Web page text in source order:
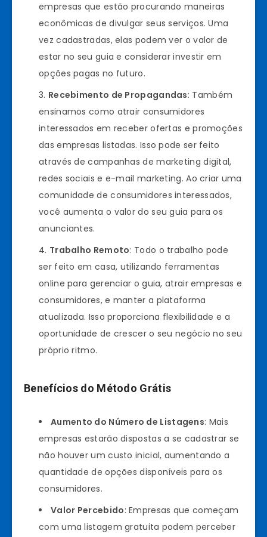
empresas que estão procurando maneiras
econômicas de divulgar seus serviços. Uma
vez cadastradas, elas podem ver o valor de
estar no seu guia e considerar investir em
opções pagas no futuro.
Recebimento de Propagandas: Também
ensinamos como atrair consumidores
interessados em receber ofertas e promoções
das empresas listadas. Isso pode ser feito
através de campanhas de marketing digital,
redes sociais e e-mail marketing. Ao criar uma
comunidade de consumidores interessados,
você aumenta o valor do seu guia para os
anunciantes.
Trabalho Remoto: Todo o trabalho pode
ser feito em casa, utilizando ferramentas
online para gerenciar o guia, atrair empresas e
consumidores, e manter a plataforma
atualizada. Isso proporciona flexibilidade e a
oportunidade de crescer o seu negócio no seu
próprio ritmo.
Benefícios do Método Grátis
Aumento do Número de Listagens: Mais
empresas estarão dispostas a se cadastrar se
não houver um custo inicial, aumentando a
quantidade de opções disponíveis para os
consumidores.
Valor Percebido: Empresas que começam
com uma listagem gratuita podem perceber